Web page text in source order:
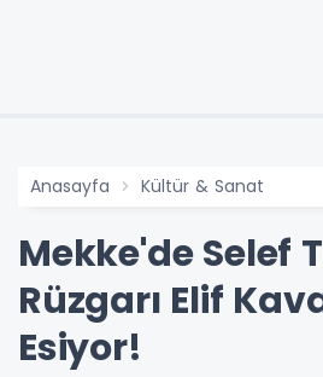
Anasayfa Kültür & Sanat
Mekke'de Selef
Rüzgarı Elif
Esiyor!